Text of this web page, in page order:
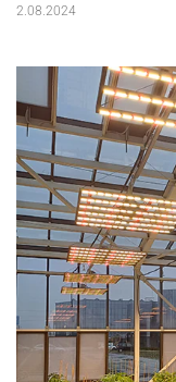
2.08.2024